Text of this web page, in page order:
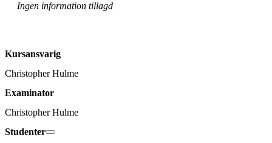
Ingen information tillagd
Kursansvarig
Christopher Hulme
Examinator
Christopher Hulme
Studenter